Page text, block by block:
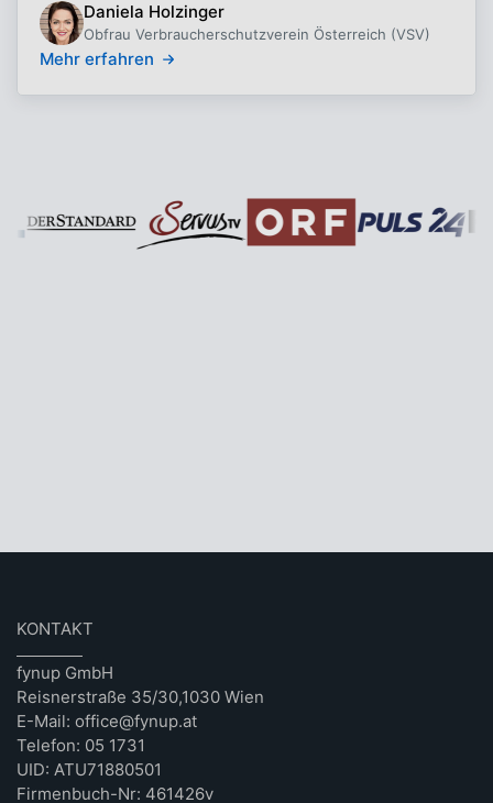
Daniela Holzinger
Obfrau Verbraucherschutzverein Österreich (VSV)
Mehr erfahren
KONTAKT
fynup GmbH
Reisnerstraße 35/30,1030 Wien
E-Mail: office@fynup.at
Telefon: 05 1731
UID: ATU71880501
Firmenbuch-Nr: 461426v